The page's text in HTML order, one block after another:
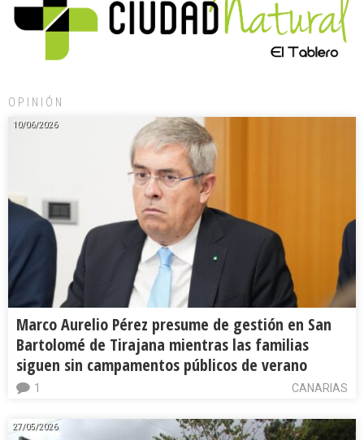
OPINIÓN
10/06/2026
Marco Aurelio Pérez presume de gestión en San
Bartolomé de Tirajana mientras las familias
siguen sin campamentos públicos de verano
CANARIAS
1
27/05/2026